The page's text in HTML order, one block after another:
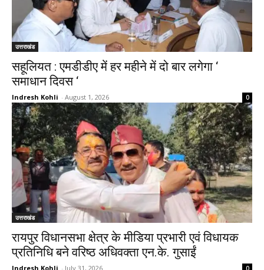
उत्तराखंड
सहूलियत : एमडीडीए में हर महीने में दो बार लगेगा ‘
समाधान दिवस ‘
Indresh Kohli - August 1, 2026 0
उत्तराखंड
रायपुर विधानसभा क्षेत्र के मीडिया प्रभारी एवं विधायक
प्रतिनिधि बने वरिष्ठ अधिवक्ता एन.के. गुसाईं
Indresh Kohli - July 31, 2026 0